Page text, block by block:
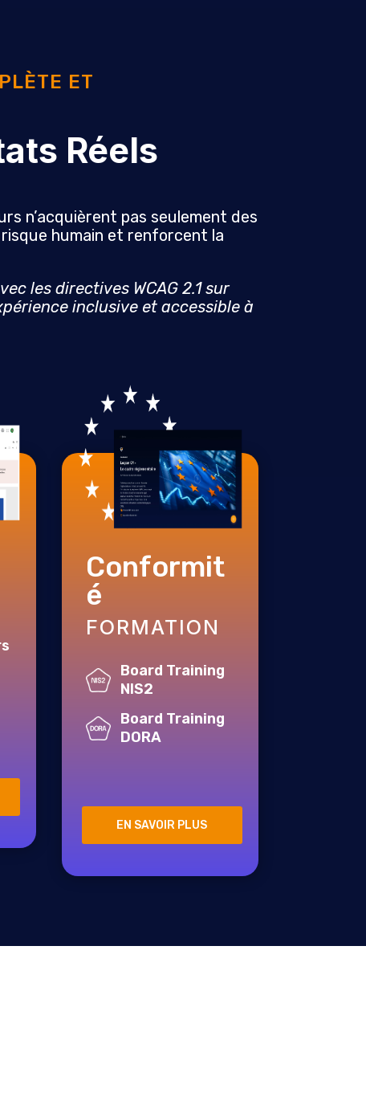
ET
Réels
n’acquièrent pas seulement des
humain et renforcent la
les directives WCAG 2.1 sur
inclusive et accessible à
Conformit
é
FORMATION
Board Training
NIS2
Board Training
DORA
EN SAVOIR PLUS